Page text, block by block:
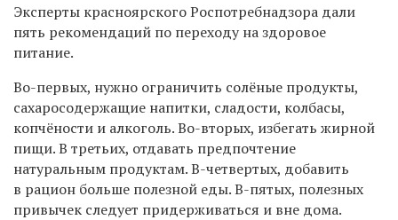
Эксперты красноярского Роспотребнадзора дали
пять рекомендаций по переходу на здоровое
питание.
Во-первых, нужно ограничить солёные продукты,
сахаросодержащие напитки, сладости, колбасы,
копчёности и алкоголь. Во-вторых, избегать жирной
пищи. В третьих, отдавать предпочтение
натуральным продуктам. В-четвертых, добавить
в рацион больше полезной еды. В-пятых, полезных
привычек следует придерживаться и вне дома.